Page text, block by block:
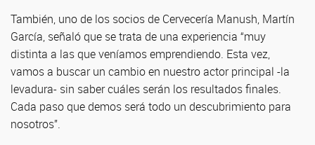
También, uno de los socios de Cervecería Manush, Martín
García, señaló que se trata de una experiencia “muy
distinta a las que veníamos emprendiendo. Esta vez,
vamos a buscar un cambio en nuestro actor principal -la
levadura- sin saber cuáles serán los resultados finales.
Cada paso que demos será todo un descubrimiento para
nosotros”.